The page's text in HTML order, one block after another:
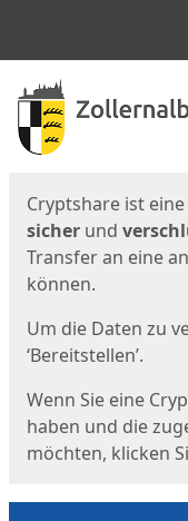
Start
Cryptshare ist
sicher und
Transfer an eine
können.
Um die Daten zu
‘Bereitstellen’.
Wenn Sie eine
haben und die
möchten, klicken